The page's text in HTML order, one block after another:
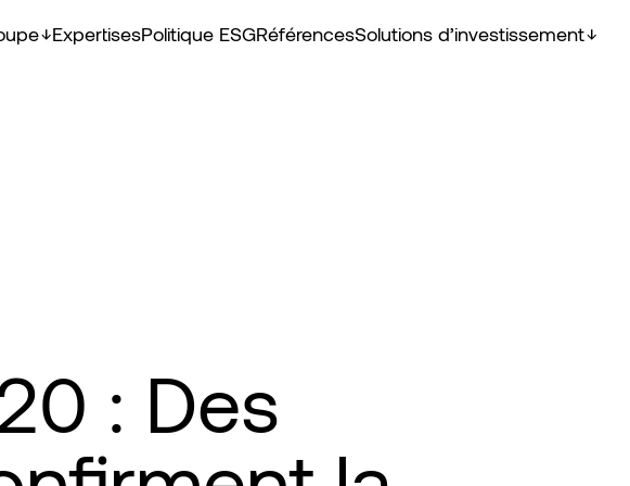
ExpertisesPolitique ESGRéférencesSolutions d’investissement
: Des